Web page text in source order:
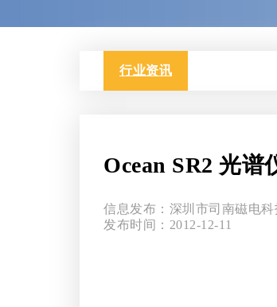
行业资讯
Ocean SR2 光
信息发布：深圳市司南磁电科
发布时间：2012-12-11